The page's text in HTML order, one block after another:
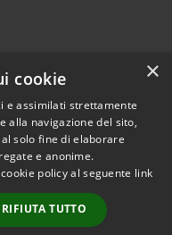
© 2026 • Comune di
Gaggiano • Powered by
Municipium•
Accesso
redazione
×
cookie
e assimilati strettamente
alla navigazione del sito,
solo fine di elaborare
e anonime.
policy al seguente link
RIFIUTA TUTTO